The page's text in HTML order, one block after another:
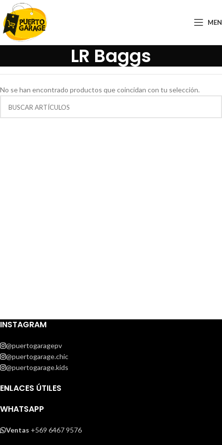
LR Baggs
No se han encontrado productos que coincidan con tu selección.
INSTAGRAM
@puertogaragepv
@puertogarage.chic
@puertogarage.kids
ENLACES ÚTILES
WHATSAPP
Ventas +569 6467 9576